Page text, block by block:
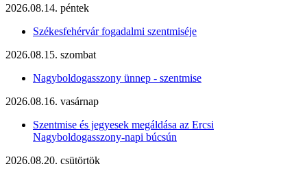
2026.08.14. péntek
Székesfehérvár fogadalmi szentmiséje
2026.08.15. szombat
Nagyboldogasszony ünnep - szentmise
2026.08.16. vasárnap
Szentmise és jegyesek megáldása az Ercsi
Nagyboldogasszony-napi búcsún
2026.08.20. csütörtök